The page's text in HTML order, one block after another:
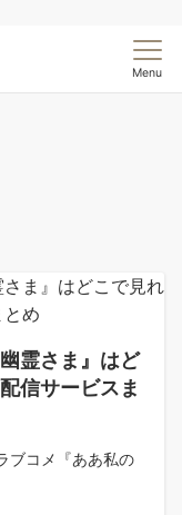
Menu
霊さま』はど
信サービスま
ブコメ『ああ私の